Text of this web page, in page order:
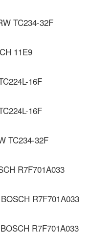
TC234-32F
11E9
16F
16F
TC234-32F
R7F701A033
R7F701A033
R7F701A033